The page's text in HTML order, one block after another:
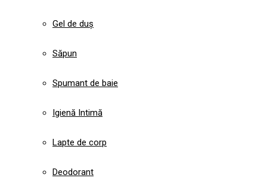
Gel de duș
Săpun
Spumant de baie
Igienă Intimă
Lapte de corp
Deodorant